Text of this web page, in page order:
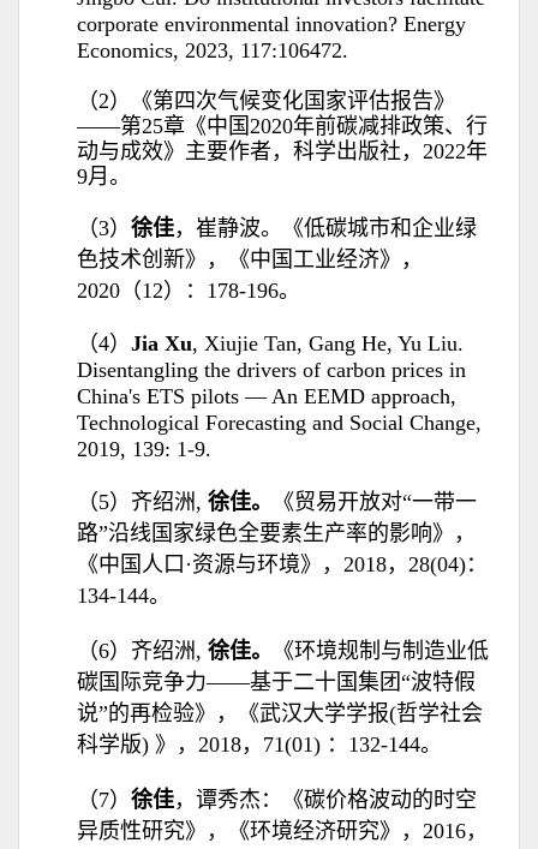
corporate environmental innovation? Energy
Economics, 2023, 117:106472.
（2）《第四次气候变化国家评估报告》
——第25章《中国2020年前碳减排政策、行
动与成效》主要作者，科学出版社，2022年
9月。
（3） 徐佳，崔静波。《低碳城市和企业绿
色技术创新》，《中国工业经济》，
2020（12）：178-196。
（4） Jia Xu, Xiujie Tan, Gang He, Yu Liu.
Disentangling the drivers of carbon prices in
China's ETS pilots — An EEMD approach,
Technological Forecasting and Social Change,
2019, 139: 1-9.
（5）齐绍洲, 徐佳。
《贸易开放对“一带一
路”沿线国家绿色全要素生产率的影响》，
《中国人口·资源与环境》，2018，28(04)：
134-144。
（6）齐绍洲, 徐佳。
《环境规制与制造业低
碳国际竞争力——基于二十国集团“波特假
说”的再检验》，《武汉大学学报(哲学社会
科学版) 》，2018，71(01) ：132-144。
（7） 徐佳，谭秀杰：《碳价格波动的时空
异质性研究》，《环境经济研究》，2016，